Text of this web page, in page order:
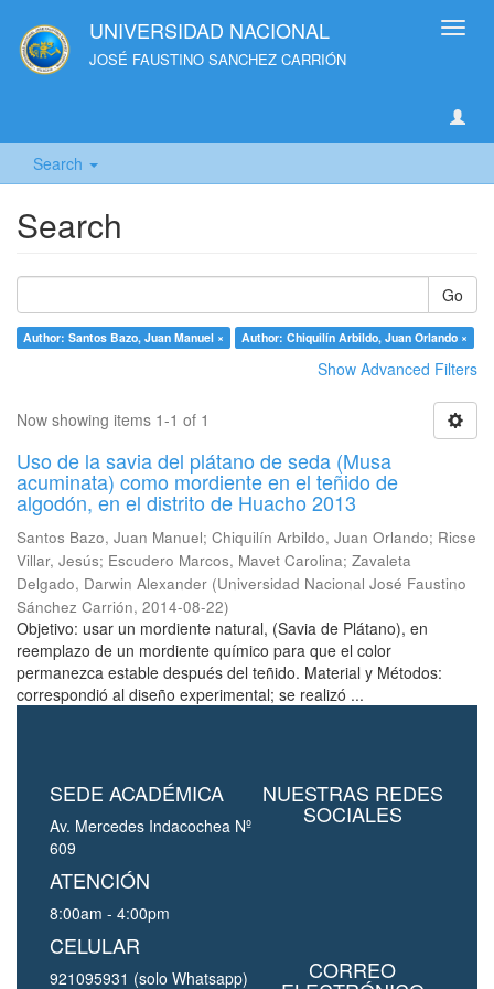
UNIVERSIDAD NACIONAL
JOSÉ FAUSTINO SANCHEZ CARRIÓN
Search
Search
Go
Author: Santos Bazo, Juan Manuel × Author: Chiquilín Arbildo, Juan Orlando ×
Show Advanced Filters
Now showing items 1-1 of 1
Uso de la savia del plátano de seda (Musa
acuminata) como mordiente en el teñido de
algodón, en el distrito de Huacho 2013
Santos Bazo, Juan Manuel; Chiquilín Arbildo, Juan Orlando; Ricse
Villar, Jesús; Escudero Marcos, Mavet Carolina; Zavaleta
Delgado, Darwin Alexander (Universidad Nacional José Faustino
Sánchez Carrión, 2014-08-22)
Objetivo: usar un mordiente natural, (Savia de Plátano), en
reemplazo de un mordiente químico para que el color
permanezca estable después del teñido. Material y Métodos:
correspondió al diseño experimental; se realizó ...
SEDE ACADÉMICA
Av. Mercedes Indacochea Nº
609
ATENCIÓN
8:00am - 4:00pm
CELULAR
921095931 (solo Whatsapp)
NUESTRAS REDES
SOCIALES
CORREO